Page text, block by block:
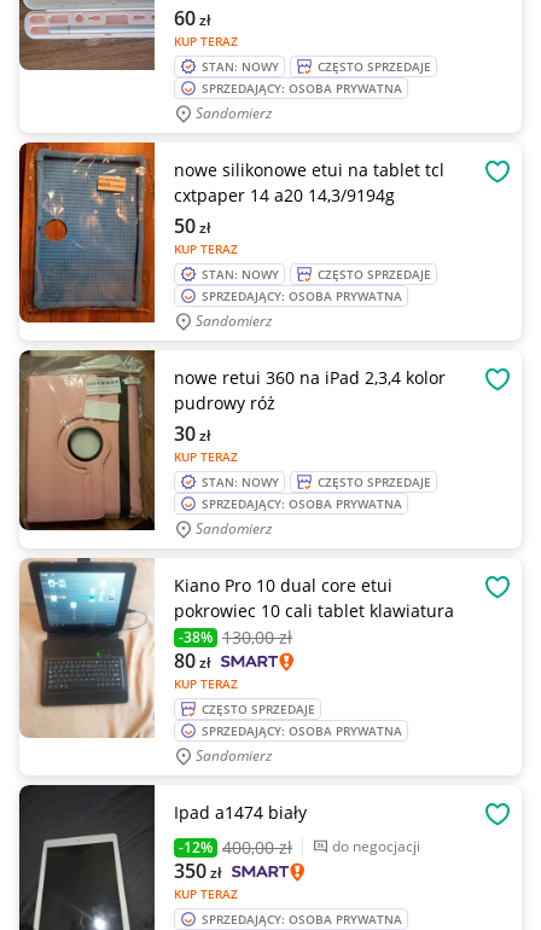
KUP TERAZ
60zł
STAN: NOWY
CZĘSTO SPRZEDAJE
SPRZEDAJĄCY: OSOBA PRYWATNA
Sandomierz
nowe silikonowe etui na tablet tcl
cxtpaper 14 a20 14,3/9194g
KUP TERAZ
50zł
STAN: NOWY
CZĘSTO SPRZEDAJE
SPRZEDAJĄCY: OSOBA PRYWATNA
Sandomierz
nowe retui 360 na iPad 2,3,4 kolor
pudrowy róż
KUP TERAZ
30zł
STAN: NOWY
CZĘSTO SPRZEDAJE
SPRZEDAJĄCY: OSOBA PRYWATNA
Sandomierz
Kiano Pro 10 dual core etui
pokrowiec 10 cali tablet klawiatura
-38% 130,00 zł
KUP TERAZ
80zł
CZĘSTO SPRZEDAJE
SPRZEDAJĄCY: OSOBA PRYWATNA
Sandomierz
Ipad a1474 biały
-12% 400,00 zł do negocjacji
KUP TERAZ
350zł
SPRZEDAJĄCY: OSOBA PRYWATNA